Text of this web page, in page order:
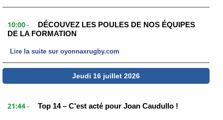
10:00 -
DÉCOUVEZ LES POULES DE NOS ÉQUIPES
DE LA FORMATION
Lire la suite sur oyonnaxrugby.com
Jeudi 16 juillet 2026
21:44 - Top 14 – C'est acté pour Joan Caudullo !